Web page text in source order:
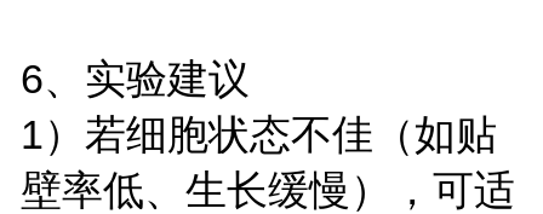
6、实验建议
1）若细胞状态不佳（如贴
壁率低、生长缓慢），可适